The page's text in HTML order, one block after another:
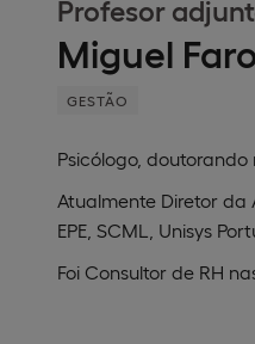
Profesor
Miguel
GESTÃO
Psicólogo,
Atualmente Diretor da
EPE, SCML, Unisys
Foi Consultor de RH